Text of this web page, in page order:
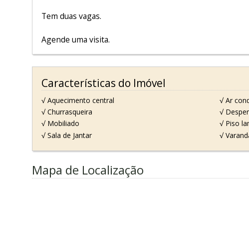
Tem duas vagas.
Agende uma visita.
Características do Imóvel
√ Aquecimento central √ Ar
√ Churrasqueira
√
√ Mobiliado
√ Piso
√ Sala de Jantar
√
Mapa de Localização